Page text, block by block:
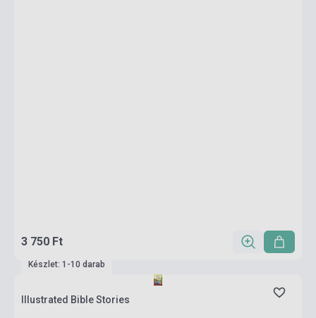
3 750 Ft
Készlet: 1-10 darab
Illustrated Bible Stories